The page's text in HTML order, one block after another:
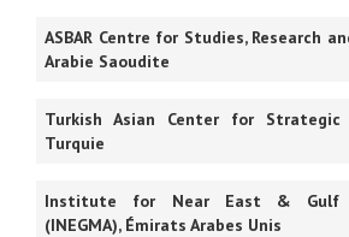
ASBAR Centre for Studies, Research
Arabie Saoudite
Turkish Asian Center for Strategic
Turquie
Institute for Near East & Gulf
(INEGMA), Émirats Arabes Unis